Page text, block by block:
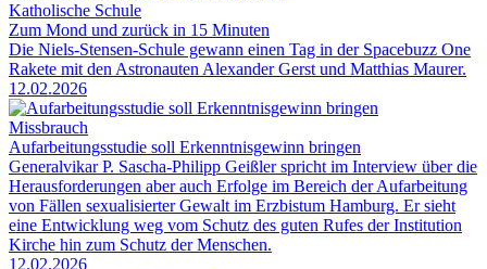
Katholische Schule
Zum Mond und zurück in 15 Minuten
Die Niels-Stensen-Schule gewann einen Tag in der Spacebuzz One
Rakete mit den Astronauten Alexander Gerst und Matthias Maurer.
12.02.2026
Missbrauch
Aufarbeitungsstudie soll Erkenntnisgewinn bringen
Generalvikar P. Sascha-Philipp Geißler spricht im Interview über die
Herausforderungen aber auch Erfolge im Bereich der Aufarbeitung
von Fällen sexualisierter Gewalt im Erzbistum Hamburg. Er sieht
eine Entwicklung weg vom Schutz des guten Rufes der Institution
Kirche hin zum Schutz der Menschen.
12.02.2026